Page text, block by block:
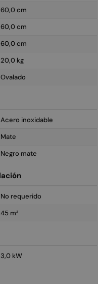
60,0 cm
60,0 cm
60,0 cm
20,0 kg
Ovalado
Acero inoxidable
Mate
Negro mate
No requerido
45 m³
3,0 kW